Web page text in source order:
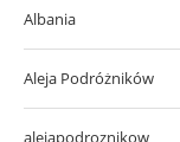
Albania
Aleja Podróżników
alejapodroznikow